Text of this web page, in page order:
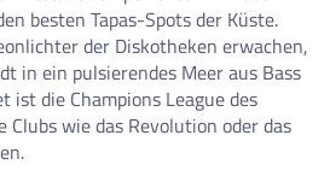
besten Tapas-Spots der Küste.
der Diskotheken erwachen,
in ein pulsierendes Meer aus Bass
ist die Champions League des
wie das Revolution oder das